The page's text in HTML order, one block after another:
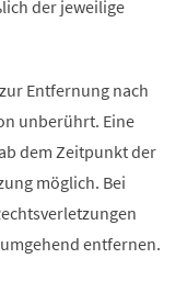
der jeweilige
Entfernung nach
unberührt. Eine
dem Zeitpunkt der
möglich. Bei
entfernen.